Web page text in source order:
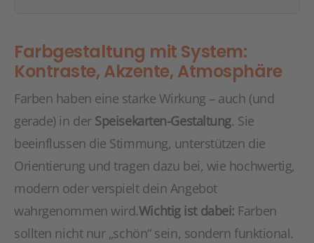
Farbgestaltung mit System:
Kontraste, Akzente, Atmosphäre
Farben haben eine starke Wirkung – auch (und
gerade) in der Speisekarten-Gestaltung. Sie
beeinflussen die Stimmung, unterstützen die
Orientierung und tragen dazu bei, wie hochwertig,
modern oder verspielt dein Angebot
wahrgenommen wird.Wichtig ist dabei: Farben
sollten nicht nur „schön“ sein, sondern funktional.